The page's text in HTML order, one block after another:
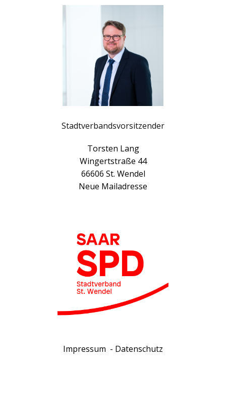
Stadtverbandsvorsitzender
Torsten Lang
Wingertstraße 44
66606 St. Wendel
Neue Mailadresse
Impressum - Datenschutz